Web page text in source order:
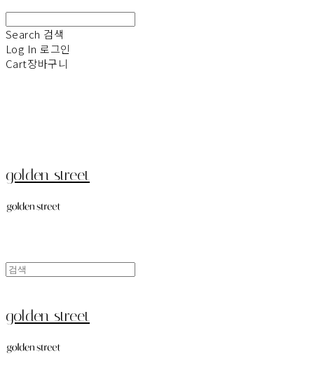
Search 검색
Log In 로그인
Cart장바구니
golden street
golden street